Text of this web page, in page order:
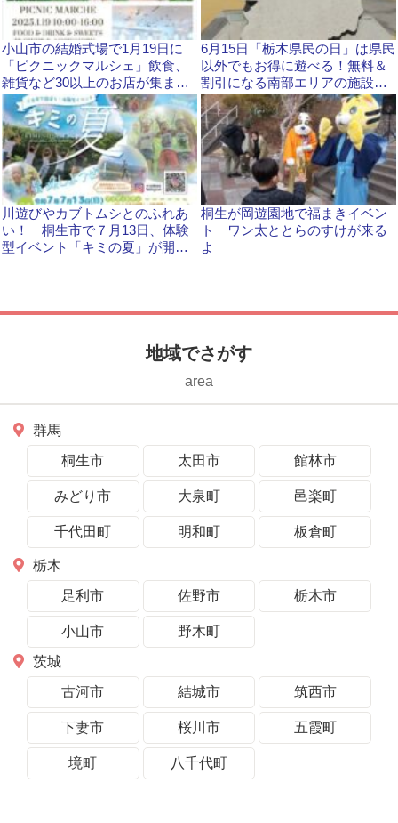
小山市の結婚式場で1月19日に
「ピクニックマルシェ」飲食、
雑貨など30以上のお店が集まり
ます
6月15日「栃木県民の日」は県民
以外でもお得に遊べる！無料＆
割引になる南部エリアの施設
は？
川遊びやカブトムシとのふれあ
い！ 桐生市で７月13日、体験
型イベント「キミの夏」が開か
桐生が岡遊園地で福まきイベン
ト ワン太ととらのすけが来る
よ
地域でさがす
area
群馬
桐生市
太田市 館林市
みどり市 大泉町 邑楽町
千代田町 明和町 板倉町
栃木
足利市
佐野市 栃木市
小山市
野木町
茨城
古河市
結城市 筑西市
下妻市 桜川市 五霞町
境町 八千代町